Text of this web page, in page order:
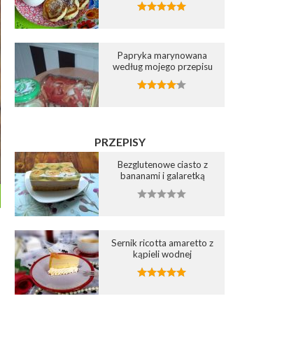
Dodaj do ulubionych Dodaj do ulubionych
Papryka marynowana
według mojego przepisu
PRZEPISY
Bezglutenowe ciasto z
bananami i galaretką
Sernik ricotta amaretto z
kąpieli wodnej